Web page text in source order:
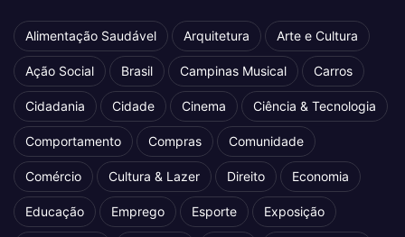
Alimentação Saudável Arquitetura Arte e Cultura
Ação Social Brasil Campinas Musical Carros
Cidadania Cidade Cinema Ciência & Tecnologia
Comportamento Compras Comunidade
Comércio Cultura & Lazer Direito Economia
Educação Emprego Esporte Exposição